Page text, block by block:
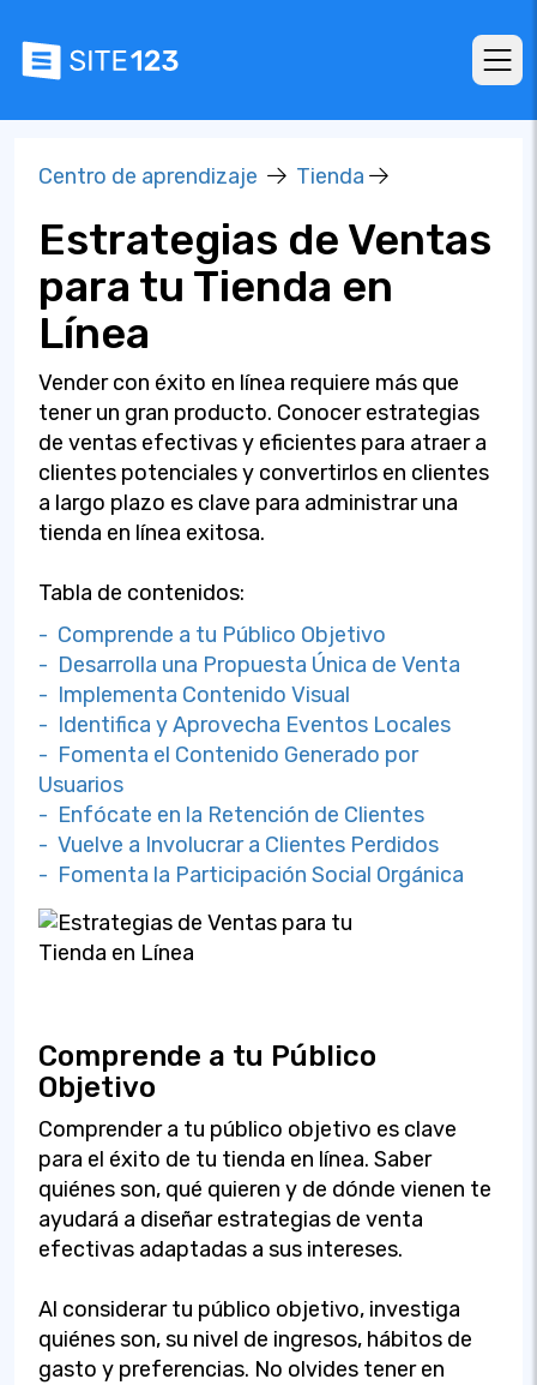
Centro de aprendizaje Tienda
Estrategias de Ventas
para tu Tienda en
Línea
Vender con éxito en línea requiere más que
tener un gran producto. Conocer estrategias
de ventas efectivas y eficientes para atraer a
clientes potenciales y convertirlos en clientes
a largo plazo es clave para administrar una
tienda en línea exitosa.
Tabla de contenidos:
- Comprende a tu Público Objetivo
- Desarrolla una Propuesta Única de Venta
- Implementa Contenido Visual
- Identifica y Aprovecha Eventos Locales
- Fomenta el Contenido Generado por
Usuarios
- Enfócate en la Retención de Clientes
- Vuelve a Involucrar a Clientes Perdidos
- Fomenta la Participación Social Orgánica
Comprende a tu Público
Objetivo
Comprender a tu público objetivo es clave
para el éxito de tu tienda en línea. Saber
quiénes son, qué quieren y de dónde vienen te
ayudará a diseñar estrategias de venta
efectivas adaptadas a sus intereses.
Al considerar tu público objetivo, investiga
quiénes son, su nivel de ingresos, hábitos de
gasto y preferencias. No olvides tener en